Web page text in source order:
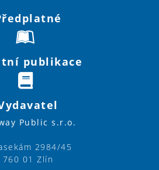
publikace
Public s.r.o.
2984/45
760 01 Zlín